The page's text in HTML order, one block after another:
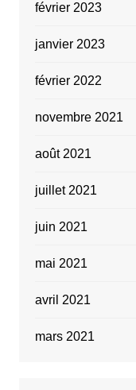
février 2023
janvier 2023
février 2022
novembre 2021
août 2021
juillet 2021
juin 2021
mai 2021
avril 2021
mars 2021